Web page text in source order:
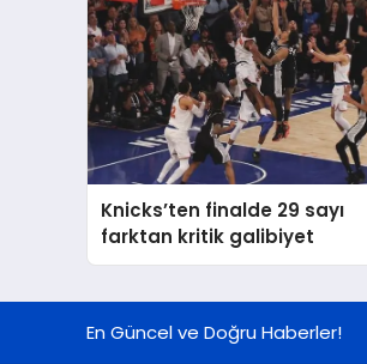
Knicks’ten finalde 29 sayı
farktan kritik galibiyet
En Güncel ve Doğru Haberler!